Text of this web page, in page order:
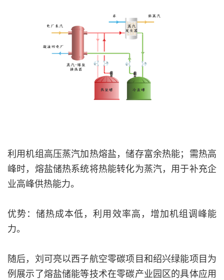
利用机组高压蒸汽加热熔盐，储存富余热能；需热高
峰时，熔盐储热系统将热能转化为蒸汽，用于补充企
业高峰供热能力。
优势：储热成本低，利用效率高，增加机组调峰能
力。
随后，刘可亮以西子航空零碳项目和绍兴绿能项目为
例展示了熔盐储能等技术在零碳产业园区的具体应用